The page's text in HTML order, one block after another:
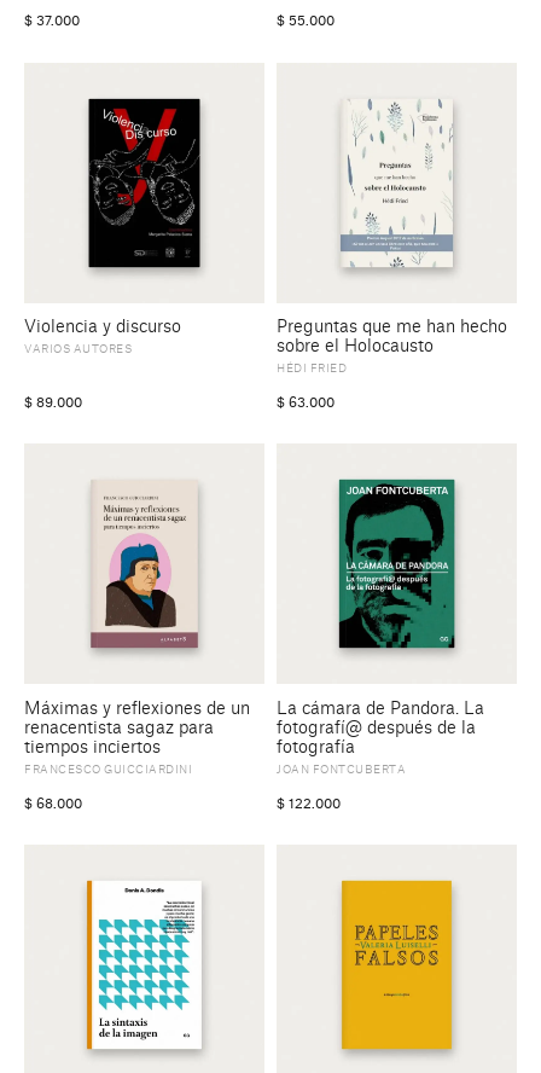
$ 37.000 $ 55.000
Violencia y discurso
VARIOS AUTORES
$ 89.000
Preguntas que me han hecho
sobre el Holocausto
HÉDI FRIED
$ 63.000
Máximas y reflexiones de un
renacentista sagaz para
tiempos inciertos
FRANCESCO GUICCIARDINI
$ 68.000
La cámara de Pandora. La
fotografí@ después de la
fotografía
JOAN FONTCUBERTA
$ 122.000